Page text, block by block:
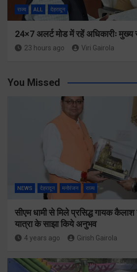
राज्य ALL देहरादून
24×7 अलर्ट मोड में रहें अधिकारीः मुख्य
23 hours ago Viri Gairola
You Missed
NEWS देहरादून मनोरंजन राज्य
सीएम धामी से मिले प्रसिद्ध गायक
यात्रा के साझा किये अनुभव
4 years ago Girish Gairola